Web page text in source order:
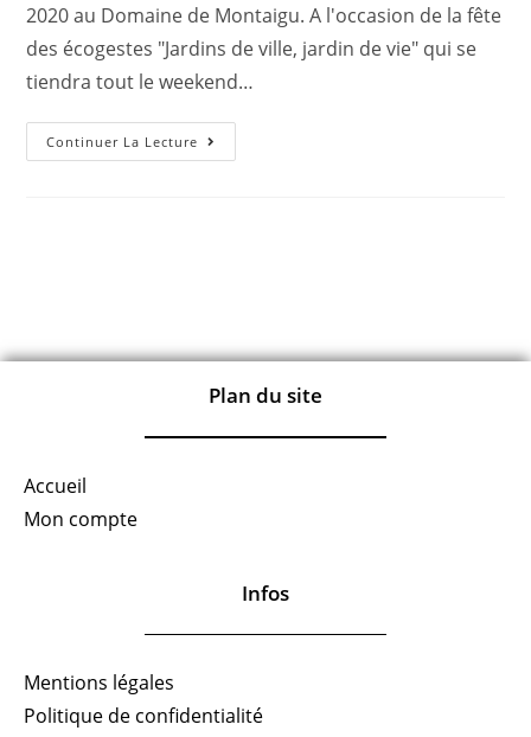
2020 au Domaine de Montaigu. A l'occasion de la fête
des écogestes "Jardins de ville, jardin de vie" qui se
tiendra tout le weekend…
Continuer La Lecture
Plan du site
Accueil
Mon compte
Infos
Mentions légales
Politique de confidentialité